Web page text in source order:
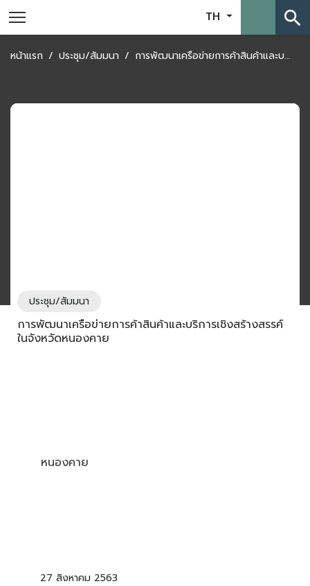
TH search
หน้าแรก ประชุม/สัมมนา การพัฒนาเครือข่ายการค้าสินค้าและบริการเชิงสร้างสรรค์ในจังหวัดหนองคาย
ประชุม/สัมมนา
การพัฒนาเครือข่ายการค้าสินค้าและบริการเชิงสร้างสรรค์
ในจังหวัดหนองคาย
หนองคาย
27 สิงหาคม 2563